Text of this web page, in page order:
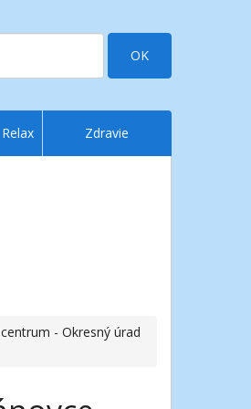
OK
centrum - Okresný úrad
Relax Zdravie